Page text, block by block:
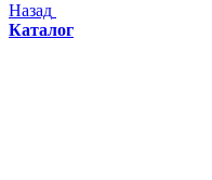
Назад
Каталог